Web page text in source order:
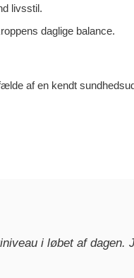
livsstil.
daglige balance.
af en kendt
i løbet af dagen.